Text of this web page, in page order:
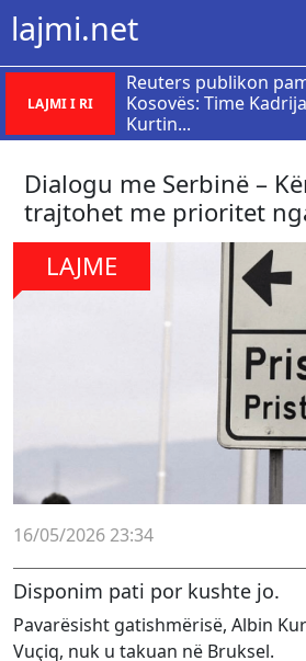
lajmi.net
LAJMI I RI
Reuters publikon
Kosovës: Time
Kurtin...
Dialogu me Serbinë –
trajtohet me prioritet
LAJME
16/05/2026 23:34
Disponim pati por kushte jo.
Pavarësisht gatishmërisë, Albin
Vuçiq, nuk u takuan në Bruksel.